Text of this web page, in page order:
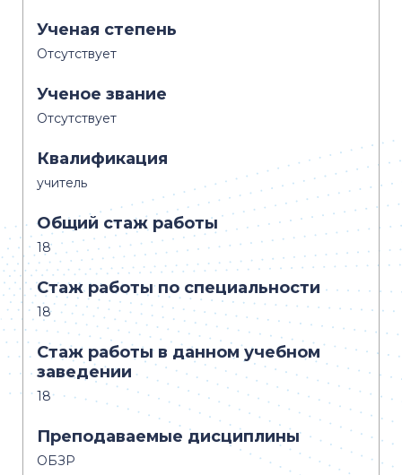
Ученая степень
Отсутствует
Ученое звание
Отсутствует
Квалификация
учитель
Общий стаж работы
18
Стаж работы по специальности
18
Стаж работы в данном учебном
заведении
18
Преподаваемые дисциплины
ОБЗР